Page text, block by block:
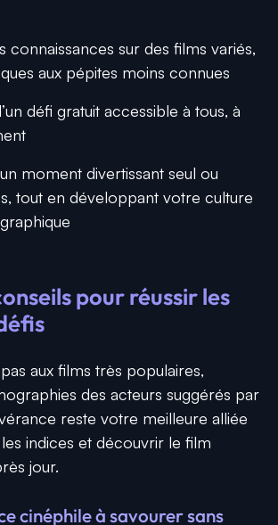
connaissances sur des films variés,
aux pépites moins connues
défi gratuit accessible à tous, à
moment divertissant seul ou
tout en développant votre culture
pour réussir les
aux films très populaires,
des acteurs suggérés par
reste votre meilleure alliée
indices et découvrir le film
jour.
cinéphile à savourer sans